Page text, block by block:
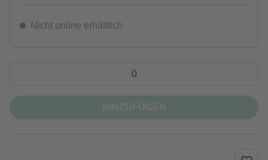
Nicht online erhältlich